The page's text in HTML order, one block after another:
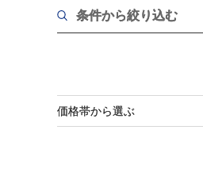
条件から絞り込む
価格帯から選ぶ